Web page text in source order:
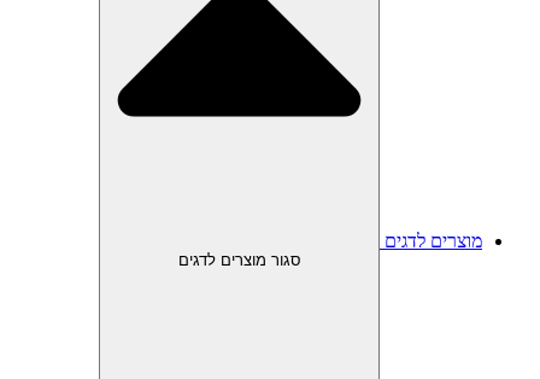
מוצרים לדגים
סגור מוצרים לדגים